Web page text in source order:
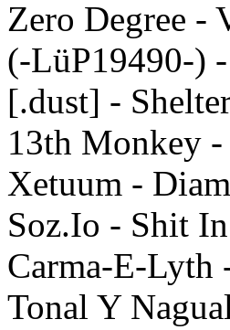
Zero Degree
(-LüP19490-)
[.dust] -
13th Monkey
Xetuum -
Soz.Io - Shit
Carma-E-Lyth
Tonal Y